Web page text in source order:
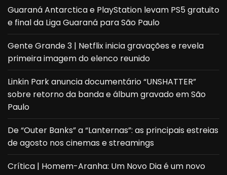
Guaraná Antarctica e PlayStation levam PS5 gratuito
e final da Liga Guaraná para São Paulo
Gente Grande 3 | Netflix inicia gravações e revela
primeira imagem do elenco reunido
Linkin Park anuncia documentário “UNSHATTER”
sobre retorno da banda e álbum gravado em São
Paulo
De “Outer Banks” a “Lanternas”: as principais estreias
de agosto nos cinemas e streamings
Crítica | Homem-Aranha: Um Novo Dia é um novo